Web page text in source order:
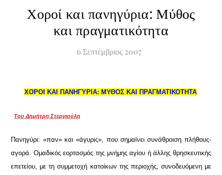
Χοροί και πανηγύρια: Μύθος
και πραγματικότητα
6 Σεπτέμβριος 2007
ΧΟΡΟΙ ΚΑΙ ΠΑΝΗΓΥΡΙΑ: ΜΥΘΟΣ ΚΑΙ ΠΡΑΓΜΑΤΙΚΟΤΗΤΑ
Του Δημήτρη Στεργιούλη
Πανηγύρι: «παν» και «άγυρις», που σημαίνει συνάθροιση πλήθους-
αγορά. Ομαδικός εορτασμός της μνήμης αγίου ή άλλης θρησκευτικής
επετείου, με τη συμμετοχή κατοίκων της περιοχής, συνοδευόμενη με